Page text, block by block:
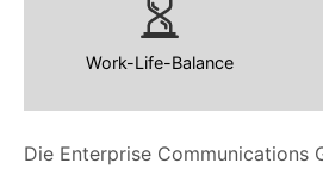
Die Enterprise Communications
Work-Life-Balance